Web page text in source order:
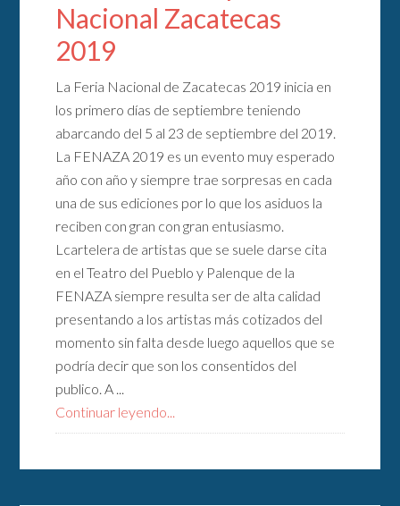
Nacional Zacatecas
2019
La Feria Nacional de Zacatecas 2019 inicia en
los primero días de septiembre teniendo
abarcando del 5 al 23 de septiembre del 2019.
La FENAZA 2019 es un evento muy esperado
año con año y siempre trae sorpresas en cada
una de sus ediciones por lo que los asiduos la
reciben con gran con gran entusiasmo.
Lcartelera de artistas que se suele darse cita
en el Teatro del Pueblo y Palenque de la
FENAZA siempre resulta ser de alta calidad
presentando a los artistas más cotizados del
momento sin falta desde luego aquellos que se
podría decir que son los consentidos del
publico. A ...
Continuar leyendo...